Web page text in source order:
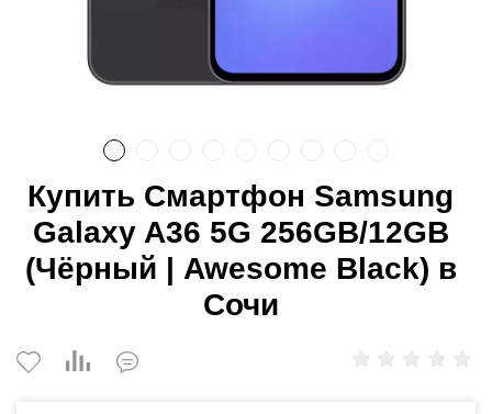
Купить Смартфон Samsung
Galaxy A36 5G 256GB/12GB
(Чёрный | Awesome Black) в
Сочи